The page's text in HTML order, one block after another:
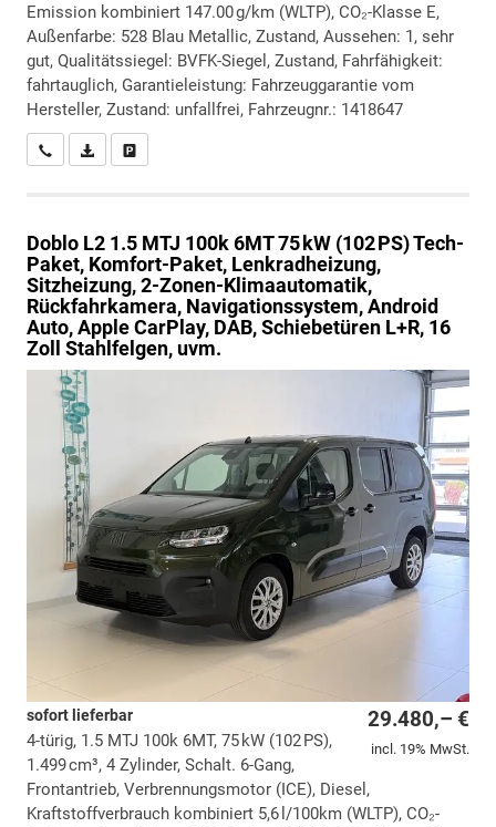
Emission kombiniert 147.00 g/km (WLTP), CO₂-Klasse E,
Außenfarbe: 528 Blau Metallic, Zustand, Aussehen: 1, sehr
gut, Qualitätssiegel: BVFK-Siegel, Zustand, Fahrfähigkeit:
fahrtauglich, Garantieleistung: Fahrzeuggarantie vom
Hersteller, Zustand: unfallfrei, Fahrzeugnr.: 1418647
Wir rufen Sie anPDF-Datei, Fahrzeugexposé drucken
Doblo L2 1.5 MTJ 100k 6MT 75 kW (102 PS) Tech-
Paket, Komfort-Paket, Lenkradheizung,
Sitzheizung, 2-Zonen-Klimaautomatik,
Rückfahrkamera, Navigationssystem, Android
Auto, Apple CarPlay, DAB, Schiebetüren L+R, 16
Zoll Stahlfelgen, uvm.
29.480,– €
incl. 19% MwSt.
sofort lieferbar
4-türig, 1.5 MTJ 100k 6MT, 75 kW (102 PS),
1.499 cm³, 4 Zylinder, Schalt. 6-Gang,
Frontantrieb, Verbrennungsmotor (ICE), Diesel,
Kraftstoffverbrauch kombiniert 5,6 l/100km (WLTP), CO₂-